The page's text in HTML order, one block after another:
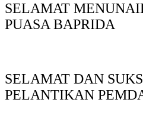
SELAMAT
PUASA BAPRIDA
SELAMAT DAN
PELANTIKAN